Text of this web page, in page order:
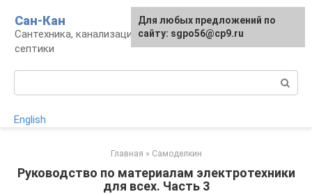
контенту
Сан-Кан
Сантехника, канализация, водопровод,
септики
English
Главная » Самоделкин
Руководство по материалам электротехники
для всех. Часть 3
Для любых предложений по
сайту: sgpo56@cp9.ru